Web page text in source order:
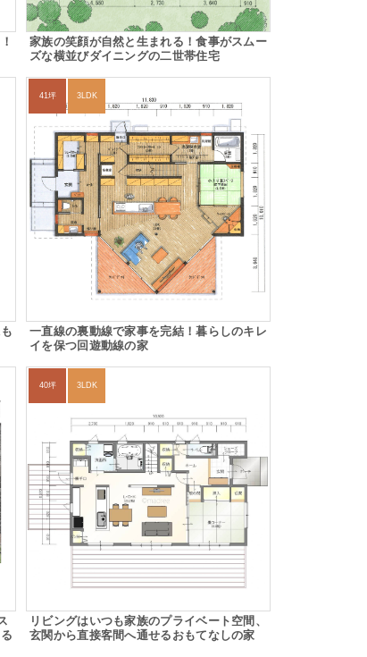
家族の笑顔が自然と生まれる！食事がスムー
ズな横並びダイニングの二世帯住宅
41坪 3LDK
一直線の裏動線で家事を完結！暮らしのキレ
イを保つ回遊動線の家
40坪 3LDK
リビングはいつも家族のプライベート空間、
玄関から直接客間へ通せるおもてなしの家